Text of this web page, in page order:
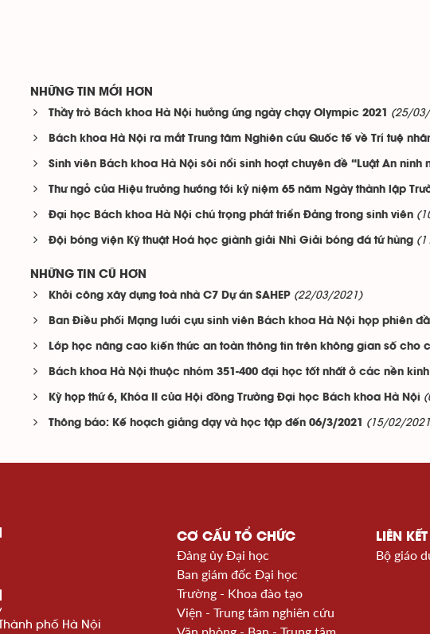
NHỮNG TIN MỚI HƠN
Thầy trò Bách khoa Hà Nội hưởng ứng ngày chạy Olympic 2021 (25/
Bách khoa Hà Nội ra mắt Trung tâm Nghiên cứu Quốc tế về Trí tuệ
Sinh viên Bách khoa Hà Nội sôi nổi sinh hoạt chuyên đề “Luật An ninh
Thư ngỏ của Hiệu trưởng hướng tới kỷ niệm 65 năm Ngày thành lập
Đại học Bách khoa Hà Nội chú trọng phát triển Đảng trong sinh viên
Đội bóng viện Kỹ thuật Hoá học giành giải Nhì Giải bóng đá tứ hùng
NHỮNG TIN CŨ HƠN
Khởi công xây dựng toà nhà C7 Dự án SAHEP (22/03/2021)
Ban Điều phối Mạng lưới cựu sinh viên Bách khoa Hà Nội họp phiên
Lớp học nâng cao kiến thức an toàn thông tin trên không gian số cho
Bách khoa Hà Nội thuộc nhóm 351-400 đại học tốt nhất ở các nền
Kỳ họp thứ 6, Khóa II của Hội đồng Trường Đại học Bách khoa Hà Nội
Thông báo: Kế hoạch giảng dạy và học tập đến 06/3/2021 (15/02/
phố Hà Nội
CƠ CẤU TỔ CHỨC
Đảng ủy Đại học
Ban giám đốc Đại học
Trường - Khoa đào tạo
Viện - Trung tâm nghiên cứu
LIÊN KẾT
Bộ giáo